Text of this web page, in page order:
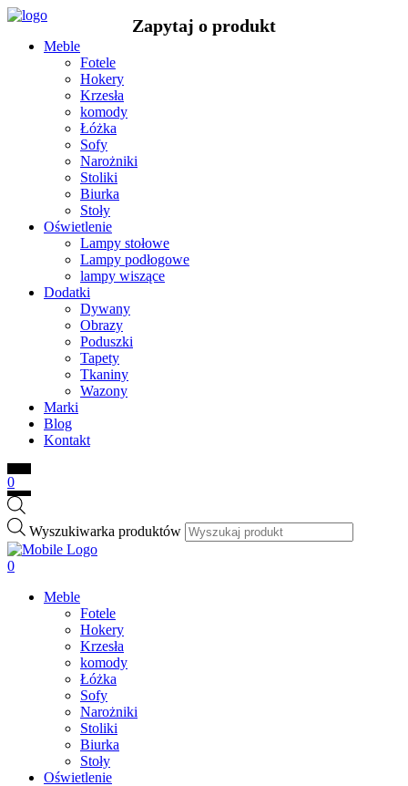
Meble
Fotele
Hokery
Krzesła
komody
Łóżka
Sofy
Narożniki
Stoliki
Biurka
Stoły
Oświetlenie
Lampy stołowe
Lampy podłogowe
lampy wiszące
Dodatki
Dywany
Obrazy
Poduszki
Tapety
Tkaniny
Wazony
Marki
Blog
Kontakt
0
Wyszukiwarka produktów
0
Meble
Fotele
Hokery
Krzesła
komody
Łóżka
Sofy
Narożniki
Stoliki
Biurka
Stoły
Oświetlenie